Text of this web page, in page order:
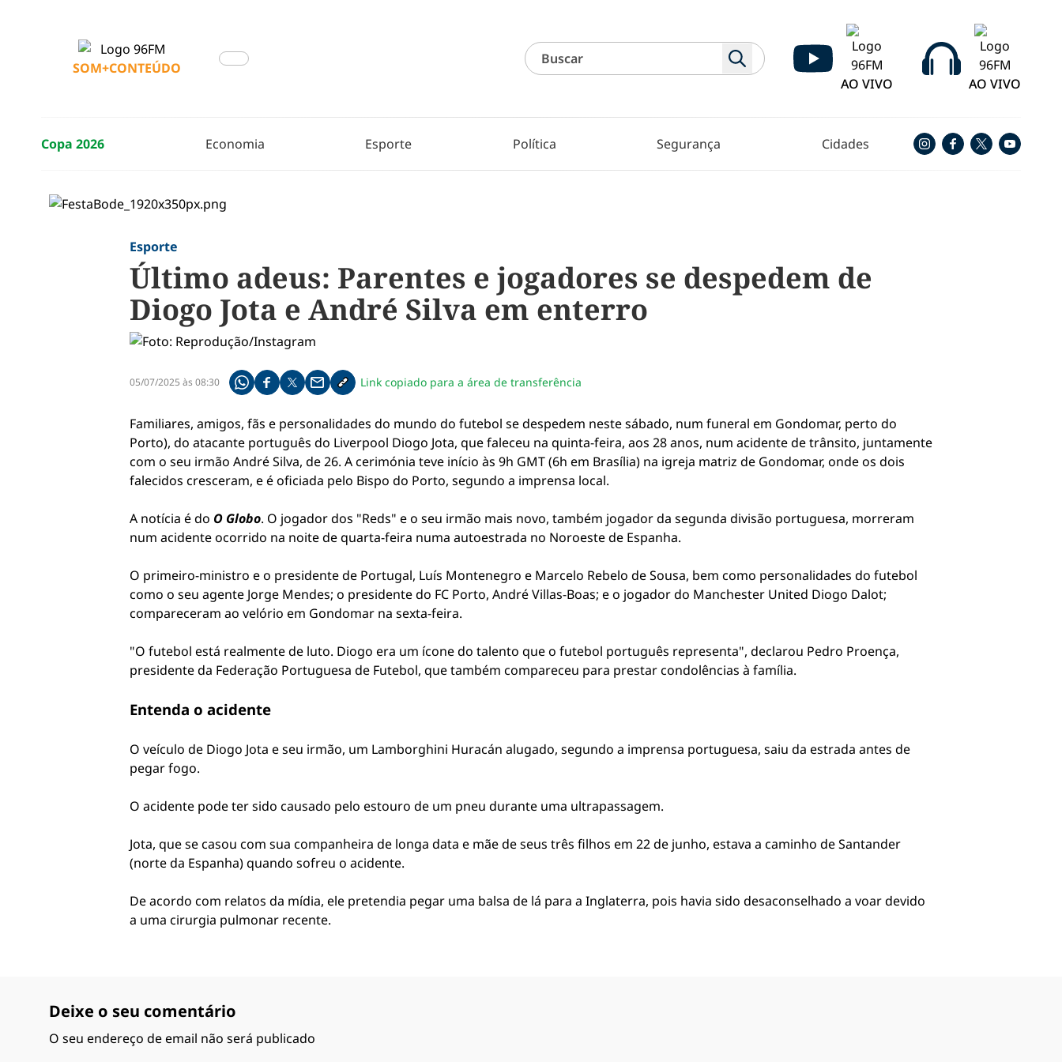
SOM+CONTEÚDO
AO VIVO
AO VIVO
Copa 2026 Economia Esporte Política Segurança Cidades
Esporte
Último adeus: Parentes e jogadores se despedem de
Diogo Jota e André Silva em enterro
05/07/2025 às 08:30 Compartilhe pelo whatsapp
Compartilhar no facebook
Compartilhar no twitter
Compartilhe pelo email
Copiar link da notícia
Link copiado para a área de transferência
Familiares, amigos, fãs e personalidades do mundo do futebol se despedem neste sábado, num funeral em Gondomar, perto do
Porto), do atacante português do Liverpool Diogo Jota, que faleceu na quinta-feira, aos 28 anos, num acidente de trânsito, juntamente
com o seu irmão André Silva, de 26. A cerimónia teve início às 9h GMT (6h em Brasília) na igreja matriz de Gondomar, onde os dois
falecidos cresceram, e é oficiada pelo Bispo do Porto, segundo a imprensa local.
A notícia é do O Globo. O jogador dos "Reds" e o seu irmão mais novo, também jogador da segunda divisão portuguesa, morreram
num acidente ocorrido na noite de quarta-feira numa autoestrada no Noroeste de Espanha.
O primeiro-ministro e o presidente de Portugal, Luís Montenegro e Marcelo Rebelo de Sousa, bem como personalidades do futebol
como o seu agente Jorge Mendes; o presidente do FC Porto, André Villas-Boas; e o jogador do Manchester United Diogo Dalot;
compareceram ao velório em Gondomar na sexta-feira.
"O futebol está realmente de luto. Diogo era um ícone do talento que o futebol português representa", declarou Pedro Proença,
presidente da Federação Portuguesa de Futebol, que também compareceu para prestar condolências à família.
Entenda o acidente
O veículo de Diogo Jota e seu irmão, um Lamborghini Huracán alugado, segundo a imprensa portuguesa, saiu da estrada antes de
pegar fogo.
O acidente pode ter sido causado pelo estouro de um pneu durante uma ultrapassagem.
Jota, que se casou com sua companheira de longa data e mãe de seus três filhos em 22 de junho, estava a caminho de Santander
(norte da Espanha) quando sofreu o acidente.
De acordo com relatos da mídia, ele pretendia pegar uma balsa de lá para a Inglaterra, pois havia sido desaconselhado a voar devido
a uma cirurgia pulmonar recente.
Deixe o seu comentário
O seu endereço de email não será publicado